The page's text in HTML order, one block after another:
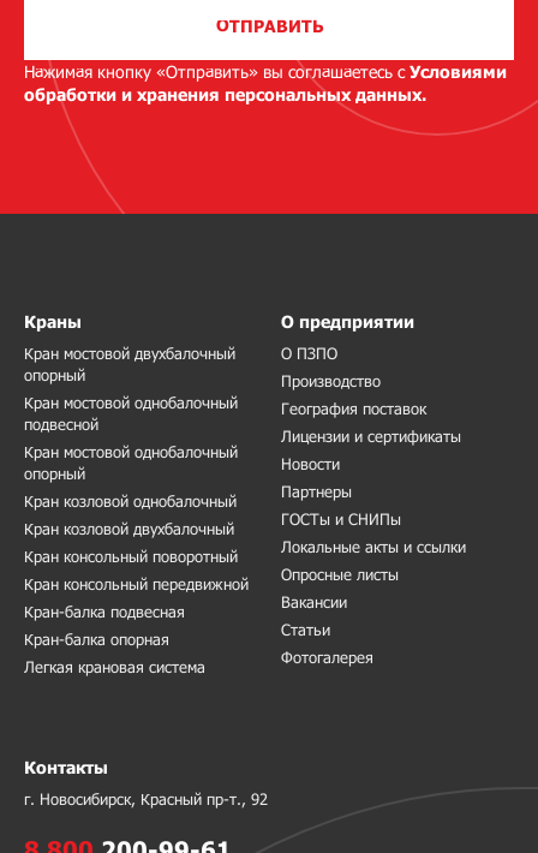
ОТПРАВИТЬ
Нажимая кнопку «Отправить» вы соглашаетесь сУсловиями
обработки и хранения персональных данных.
Краны
Кран мостовой двухбалочный
опорный
Кран мостовой однобалочный
подвесной
Кран мостовой однобалочный
опорный
Кран козловой однобалочный
Кран козловой двухбалочный
Кран консольный поворотный
Кран консольный передвижной
Кран-балка подвесная
Кран-балка опорная
Легкая крановая система
О предприятии
О ПЗПО
Производство
География поставок
Лицензии и сертификаты
Новости
Партнеры
ГОСТы и СНИПы
Локальные акты и ссылки
Опросные листы
Вакансии
Статьи
Фотогалерея
Контакты
г. Новосибирск, Красный пр-т., 92